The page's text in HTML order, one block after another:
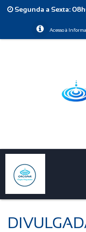
Segunda a Sexta:
Acesso à